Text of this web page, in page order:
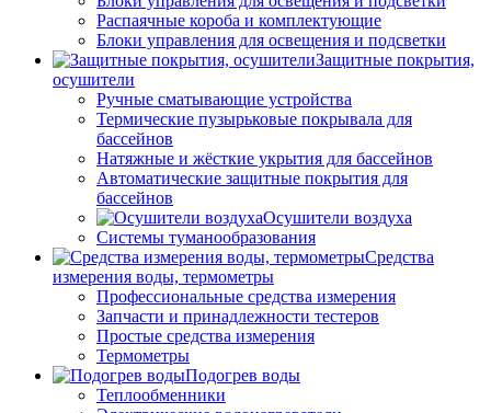
Распаячные короба и комплектующие
Блоки управления для освещения и подсветки
Защитные покрытия,
осушители
Ручные сматывающие устройства
Термические пузырьковые покрывала для
бассейнов
Натяжные и жёсткие укрытия для бассейнов
Автоматические защитные покрытия для
бассейнов
Осушители воздуха
Системы туманообразования
Средства
измерения воды, термометры
Профессиональные средства измерения
Запчасти и принадлежности тестеров
Простые средства измерения
Термометры
Подогрев воды
Теплообменники